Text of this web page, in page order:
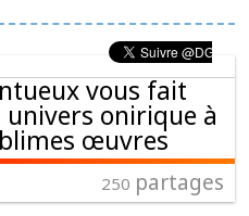
vous fait
onirique à
œuvres
250 partages